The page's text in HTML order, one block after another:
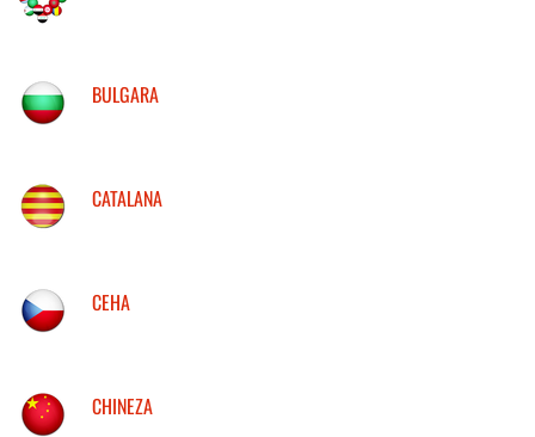
BULGARA
CATALANA
CEHA
CHINEZA